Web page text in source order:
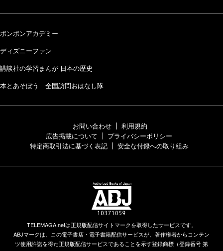
ボンボンアカデミー
ディズニーファン
講談社の学習まんが 日本の歴史
本とあそぼう 全国訪問おはなし隊
お問い合わせ
利用規約
広告掲載について
プライバシーポリシー
特定商取引法に基づく表記
安全な付録への取り組み
TELEMAGA.netは正規版配信サイトマークを取得したサービスです。
ABJマークは、この電子書店・電子書籍配信サービスが、著作権者からコンテン
ツ使用許諾を得た正規版配信サービスであることを示す登録商標（登録番号 第